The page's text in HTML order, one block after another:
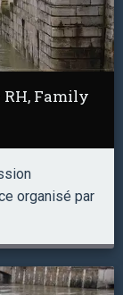
RH, Family
organisé par